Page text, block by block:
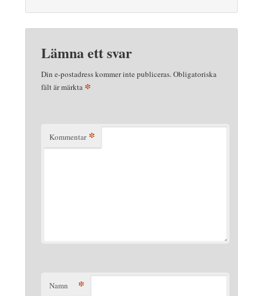
Lämna ett svar
Din e-postadress kommer inte publiceras.Obligatoriska
fält är märkta *
Kommentar *
Namn *